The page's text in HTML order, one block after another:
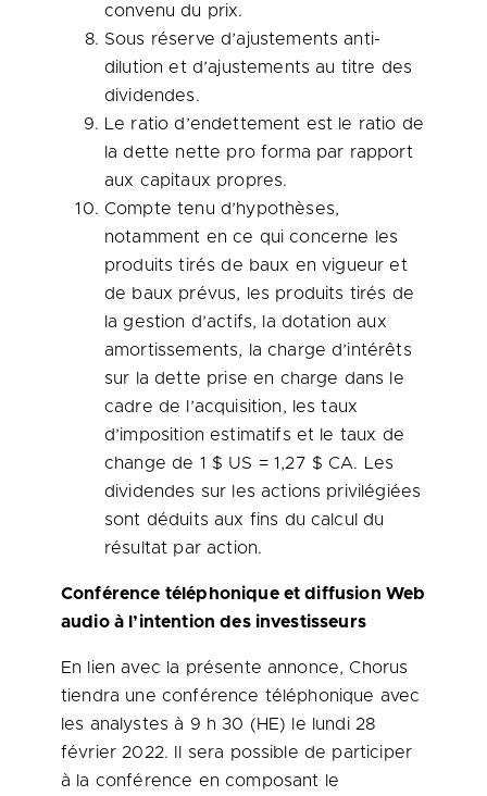
convenu du prix.
Sous réserve d’ajustements anti-
dilution et d’ajustements au titre des
dividendes.
Le ratio d’endettement est le ratio de
la dette nette pro forma par rapport
aux capitaux propres.
Compte tenu d’hypothèses,
notamment en ce qui concerne les
produits tirés de baux en vigueur et
de baux prévus, les produits tirés de
la gestion d’actifs, la dotation aux
amortissements, la charge d’intérêts
sur la dette prise en charge dans le
cadre de l’acquisition, les taux
d’imposition estimatifs et le taux de
change de 1 $ US = 1,27 $ CA. Les
dividendes sur les actions privilégiées
sont déduits aux fins du calcul du
résultat par action.
Conférence téléphonique et diffusion Web
audio à l’intention des investisseurs
En lien avec la présente annonce, Chorus
tiendra une conférence téléphonique avec
les analystes à 9 h 30 (HE) le lundi 28
février 2022. Il sera possible de participer
à la conférence en composant le